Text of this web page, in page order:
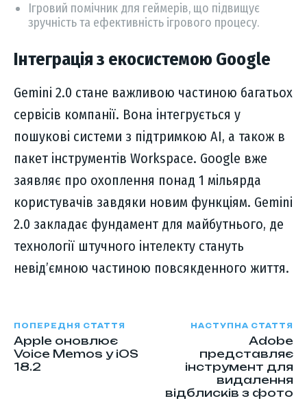
Ігровий помічник для геймерів, що підвищує
зручність та ефективність ігрового процесу.
Інтеграція з екосистемою Google
Gemini 2.0 стане важливою частиною багатьох
сервісів компанії. Вона інтегрується у
пошукові системи з підтримкою AI, а також в
пакет інструментів Workspace. Google вже
заявляє про охоплення понад 1 мільярда
користувачів завдяки новим функціям. Gemini
2.0 закладає фундамент для майбутнього, де
технології штучного інтелекту стануть
невід’ємною частиною повсякденного життя.
ПОПЕРЕДНЯ СТАТТЯ
Apple оновлює
Voice Memos у iOS
18.2
НАСТУПНА СТАТТЯ
Adobe
представляє
інструмент для
видалення
відблисків з фото